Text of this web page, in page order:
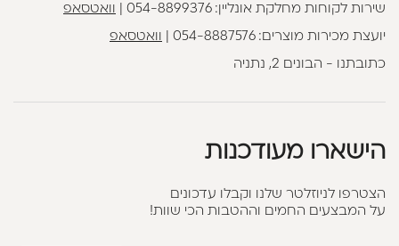
שירות לקוחות מחלקת אונליין:054-8899376 וואטסאפ
יועצת מכירות מוצרים:054-8887576 וואטסאפ
כתובתנו - הבונים 2, נתניה
הישארו מעודכנות
הצטרפו לניוזלטר שלנו וקבלו עדכונים
על המבצעים החמים וההטבות הכי שוות!